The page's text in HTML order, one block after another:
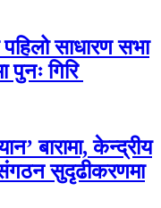
साधारण सभा
गिरि
बारामा, केन्द्रीय
संगठन सुदृढीकरणमा